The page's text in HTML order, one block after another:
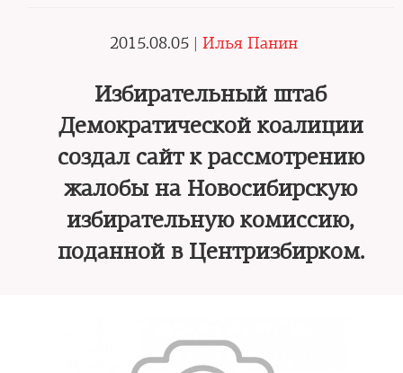
2015.08.05 | Илья Панин
Избирательный штаб
Демократической коалиции
создал сайт к рассмотрению
жалобы на Новосибирскую
избирательную комиссию,
поданной в Центризбирком.